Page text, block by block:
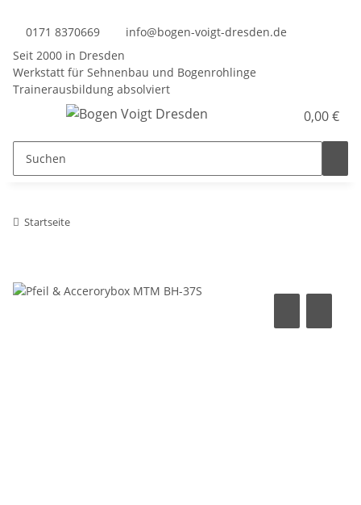
0171 8370669
info@bogen-voigt-dresden.de
Seit 2000 in Dresden
Werkstatt für Sehnenbau und Bogenrohlinge
Trainerausbildung absolviert
0,00 €
Startseite